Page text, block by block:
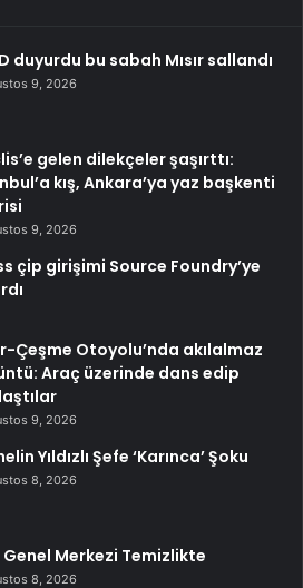
duyurdu bu sabah Mısır sallandı
9, 2026
gelen dilekçeler şaşırttı:
kış, Ankara’ya yaz başkenti
9, 2026
çip girişimi Source Foundry’ye
Çeşme Otoyolu’nda akılalmaz
Araç üzerinde dans edip
9, 2026
Yıldızlı Şefe ‘Karınca’ Şoku
8, 2026
Genel Merkezi Temizlikte
8, 2026